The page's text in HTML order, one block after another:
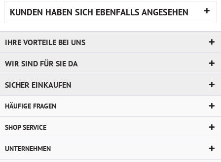
KUNDEN HABEN SICH EBENFALLS ANGESEHEN
IHRE VORTEILE BEI UNS
WIR SIND FÜR SIE DA
SICHER EINKAUFEN
HÄUFIGE FRAGEN
SHOP SERVICE
UNTERNEHMEN